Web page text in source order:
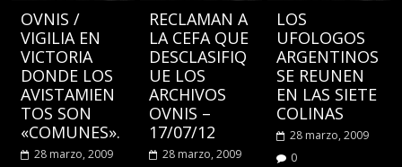
OVNIS /
VIGILIA EN
VICTORIA
DONDE LOS
AVISTAMIEN
TOS SON
«COMUNES».
28 marzo, 2009
RECLAMAN A
LA CEFA QUE
DESCLASIFIQ
UE LOS
ARCHIVOS
OVNIS –
17/07/12
28 marzo, 2009
LOS
UFOLOGOS
ARGENTINOS
SE REUNEN
EN LAS SIETE
COLINAS
28 marzo, 2009
0